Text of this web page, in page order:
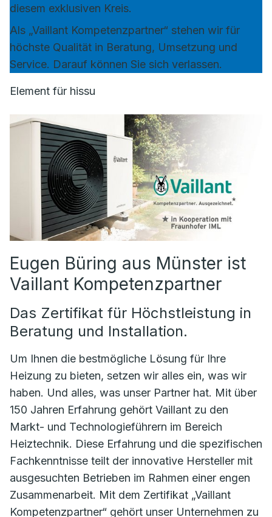
diesem exklusiven Kreis.
Als „Vaillant Kompetenzpartner“ stehen wir für
höchste Qualität in Beratung, Umsetzung und
Service. Darauf können Sie sich verlassen.
Element für hissu
Eugen Büring aus Münster ist
Vaillant Kompetenzpartner
Das Zertifikat für Höchstleistung in
Beratung und Installation.
Um Ihnen die bestmögliche Lösung für Ihre
Heizung zu bieten, setzen wir alles ein, was wir
haben. Und alles, was unser Partner hat. Mit über
150 Jahren Erfahrung gehört Vaillant zu den
Markt- und Technologieführern im Bereich
Heiztechnik. Diese Erfahrung und die spezifischen
Fachkenntnisse teilt der innovative Hersteller mit
ausgesuchten Betrieben im Rahmen einer engen
Zusammenarbeit. Mit dem Zertifikat „Vaillant
Kompetenzpartner“ gehört unser Unternehmen zu